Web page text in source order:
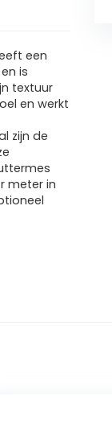
een
is
textuur
en werkt
zijn de
meter in